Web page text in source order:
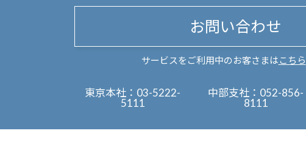
お問い合わせ
サービスをご利用中のお客さまは こちら
東京本社： 03-5222-
5111
中部支社： 052-856-
8111